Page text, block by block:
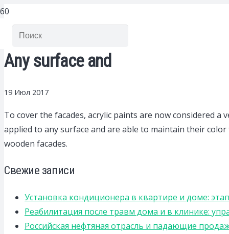
Any surface and
19 Июл 2017
To cover the facades, acrylic paints are now considered a
applied to any surface and are able to maintain their
wooden facades.
Свежие записи
Установка кондиционера в квартире и доме:
Реабилитация после травм дома и в клинике:
Российская нефтяная отрасль и падающие